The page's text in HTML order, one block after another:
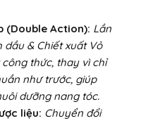
(Double Action): Lần
& Chiết xuất Vỏ
thức, thay vì chỉ
như trước, giúp
dưỡng nang tóc.
liệu: Chuyển đổi